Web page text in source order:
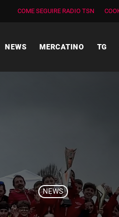
COME SEGUIRE RADIO TSN
NEWS MERCATINO TG
NEWS